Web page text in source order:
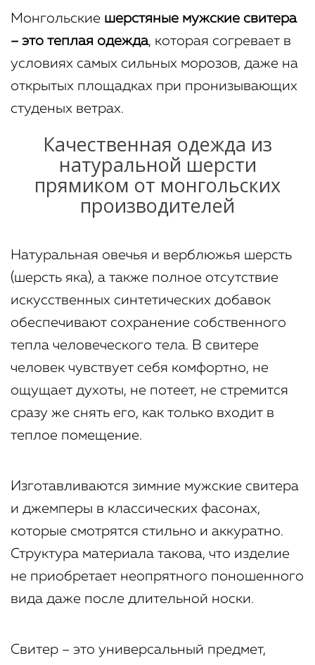
Монгольские шерстяные мужские свитера
– это теплая одежда, которая согревает в
условиях самых сильных морозов, даже на
открытых площадках при пронизывающих
студеных ветрах.
Качественная одежда из
натуральной шерсти
прямиком от монгольских
производителей
Натуральная овечья и верблюжья шерсть
(шерсть яка), а также полное отсутствие
искусственных синтетических добавок
обеспечивают сохранение собственного
тепла человеческого тела. В свитере
человек чувствует себя комфортно, не
ощущает духоты, не потеет, не стремится
сразу же снять его, как только входит в
теплое помещение.
Изготавливаются зимние мужские свитера
и джемперы в классических фасонах,
которые смотрятся стильно и аккуратно.
Структура материала такова, что изделие
не приобретает неопрятного поношенного
вида даже после длительной носки.
Свитер – это универсальный предмет,